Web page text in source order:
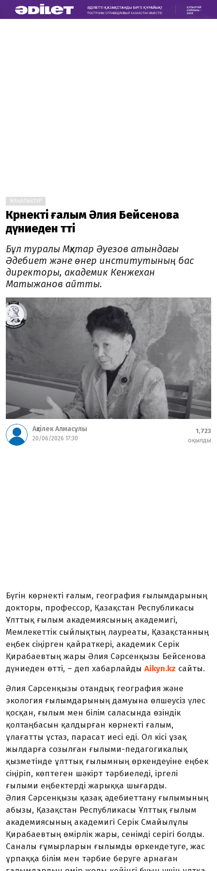
ЖАҢАЛЫҚТАР
Көрнекті ғалым Әлия Бейсенова
дүниеден өтті
Бұл туралы Мқхтар Әуезов атындағы
Әдебиет және өнер институтының бас
директоры, академик Кенжехан
Матыжанов айтты.
Ақтілек Алмасұлы
20/06/2026 17:30
1,723
оқылды
Бүгін көрнекті ғалым, география ғылымдарының
докторы, профессор, Қазақстан Республикасы
Ұлттық ғылым академиясының академигі,
Мемлекеттік сыйлықтың лауреаты, Қазақстанның
еңбек сіңірген қайраткері, академик Серік
Қирабаевтың жары Әлия Сәрсенқызы Бейсенова
дүниеден өтті, – деп хабарлайды Aikyn.kz сайты.
Әлия Сәрсенқызы отандық география және
экология ғылымдарының дамуына өлшеусіз үлес
қосқан, ғылым мен білім саласында өзіндік
қолтаңбасын қалдырған көрнекті ғалым,
ұлағатты ұстаз, парасат иесі еді. Ол кісі ұзақ
жылдарға созылған ғылыми-педагогикалық
қызметінде ұлттық ғылымның өркендеуіне еңбек
сіңіріп, көптеген шәкірт тәрбиеледі, іргелі
ғылыми еңбектерді жарыққа шығарды.
Әлия Сәрсенқызы қазақ әдебиеттану ғылымының
абызы, Қазақстан Республикасы Ұлттық ғылым
академиясының академигі Серік Смайылұлы
Қирабаевтың өмірлік жары, сенімді серігі болды.
Саналы ғұмырларын ғылымды өркендетуге, жас
ұрпаққа білім мен тәрбие беруге арнаған